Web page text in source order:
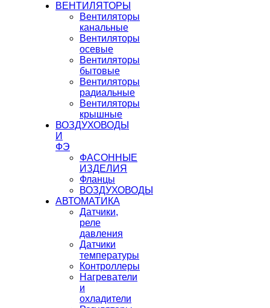
ВЕНТИЛЯТОРЫ
Вентиляторы
канальные
Вентиляторы
осевые
Вентиляторы
бытовые
Вентиляторы
радиальные
Вентиляторы
крышные
ВОЗДУХОВОДЫ
И
ФЭ
ФАСОННЫЕ
ИЗДЕЛИЯ
Фланцы
ВОЗДУХОВОДЫ
АВТОМАТИКА
Датчики,
реле
давления
Датчики
температуры
Контроллеры
Нагреватели
и
охладители